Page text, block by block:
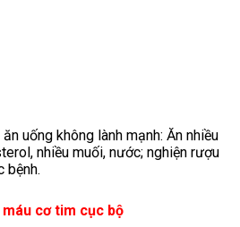
uống không lành mạnh: Ăn nhiều
nhiều muối, nước; nghiện rượu
bệnh.
cơ tim cục bộ